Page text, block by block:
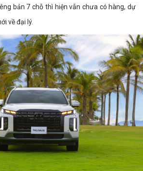
bản 7 chỗ thì hiện vẫn chưa có hàng, dự
về đại lý.